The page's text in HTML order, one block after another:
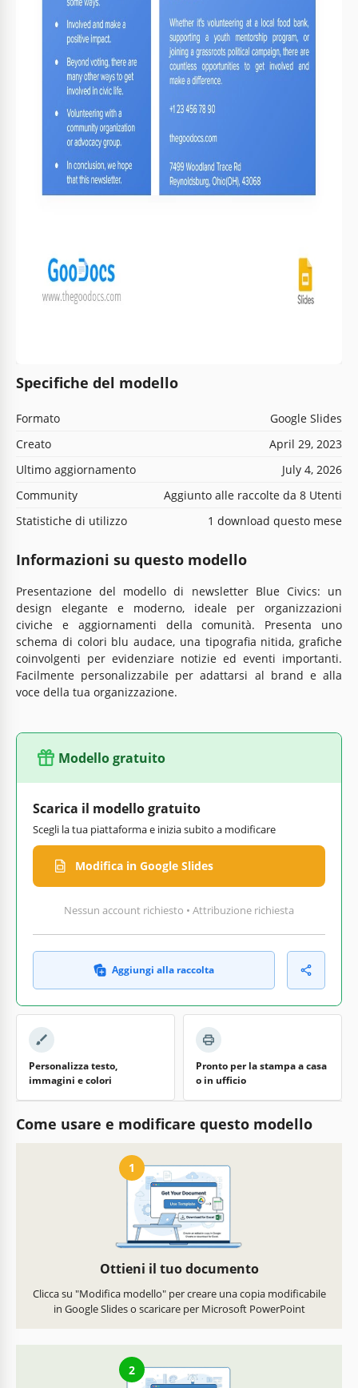
Specifiche del modello
Formato
Google Slides
Creato
April 29, 2023
Ultimo aggiornamento
July 4, 2026
Community
Aggiunto alle raccolte da 8 Utenti
Statistiche di utilizzo
1 download questo mese
Informazioni su questo modello
Presentazione del modello di newsletter Blue Civics: un
design elegante e moderno, ideale per organizzazioni
civiche e aggiornamenti della comunità. Presenta uno
schema di colori blu audace, una tipografia nitida, grafiche
coinvolgenti per evidenziare notizie ed eventi importanti.
Facilmente personalizzabile per adattarsi al brand e alla
voce della tua organizzazione.
Modello gratuito
Scarica il modello gratuito
Scegli la tua piattaforma e inizia subito a modificare
Modifica in Google Slides
Nessun account richiesto • Attribuzione richiesta
Aggiungi alla raccolta
Personalizza testo,
immagini e colori
Pronto per la stampa a casa
o in ufficio
Come usare e modificare questo modello
1
Ottieni il tuo documento
Clicca su "Modifica modello" per creare una copia modificabile
in Google Slides o scaricare per Microsoft PowerPoint
2